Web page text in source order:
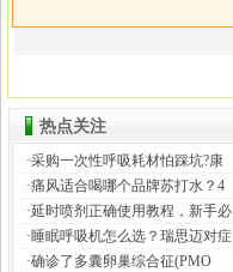
热点关注
·采购一次性呼吸耗材怕踩坑?康
·痛风适合喝哪个品牌苏打水？4
·延时喷剂正确使用教程，新手必
·睡眠呼吸机怎么选？瑞思迈对症
·确诊了多囊卵巢综合征(PMO